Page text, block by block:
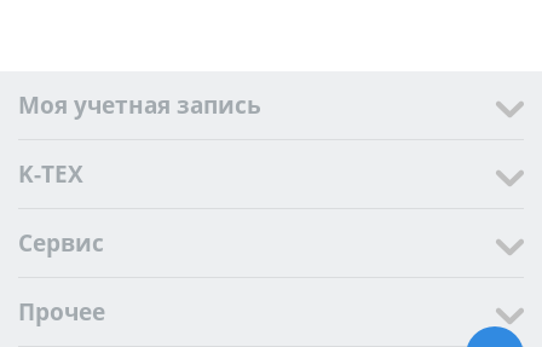
Моя учетная запись
K-TEX
Сервис
Прочее